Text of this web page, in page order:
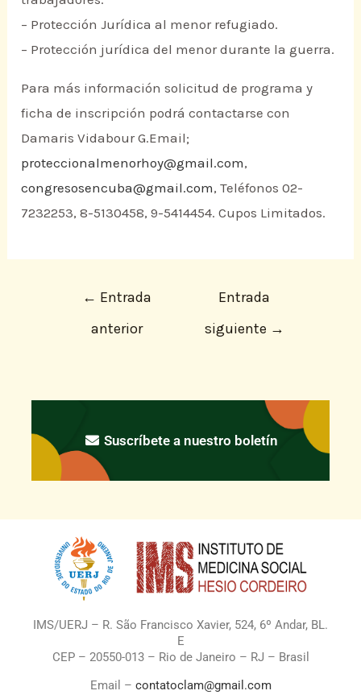
– Protección Jurídica al menor refugiado.
– Protección jurídica del menor durante la guerra.
Para más información solicitud de programa y
ficha de inscripción podrá contactarse con
Damaris Vidabour G.Email;
proteccionalmenorhoy@gmail.com,
congresosencuba@gmail.com, Teléfonos 02-
7232253, 8-5130458, 9-5414454. Cupos Limitados.
← Entrada
anterior
Entrada
siguiente →
Suscríbete a nuestro boletín
IMS/UERJ – R. São Francisco Xavier, 524, 6º Andar, BL.
E
CEP – 20550-013 – Rio de Janeiro – RJ – Brasil
Email – contatoclam@gmail.com